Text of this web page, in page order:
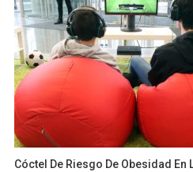
Cóctel De Riesgo De Obesidad En